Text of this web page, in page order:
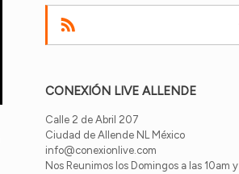
CONEXIÓN LIVE ALLENDE
Calle 2 de Abril 207
Ciudad de Allende NL México
info@conexionlive.com
Nos Reunimos los Domingos a las 10am y